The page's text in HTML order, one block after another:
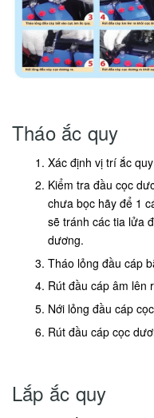
Tháo ắc quy
Xác định vị trí ắc
Kiểm tra đầu cọc
chưa bọc hãy để 1
sẽ tránh các tia lửa
dương.
Tháo lỏng đầu cáp
Rút đầu cáp âm lên
Nới lỏng đầu cáp
Rút đầu cáp cọc
Lắp ắc quy